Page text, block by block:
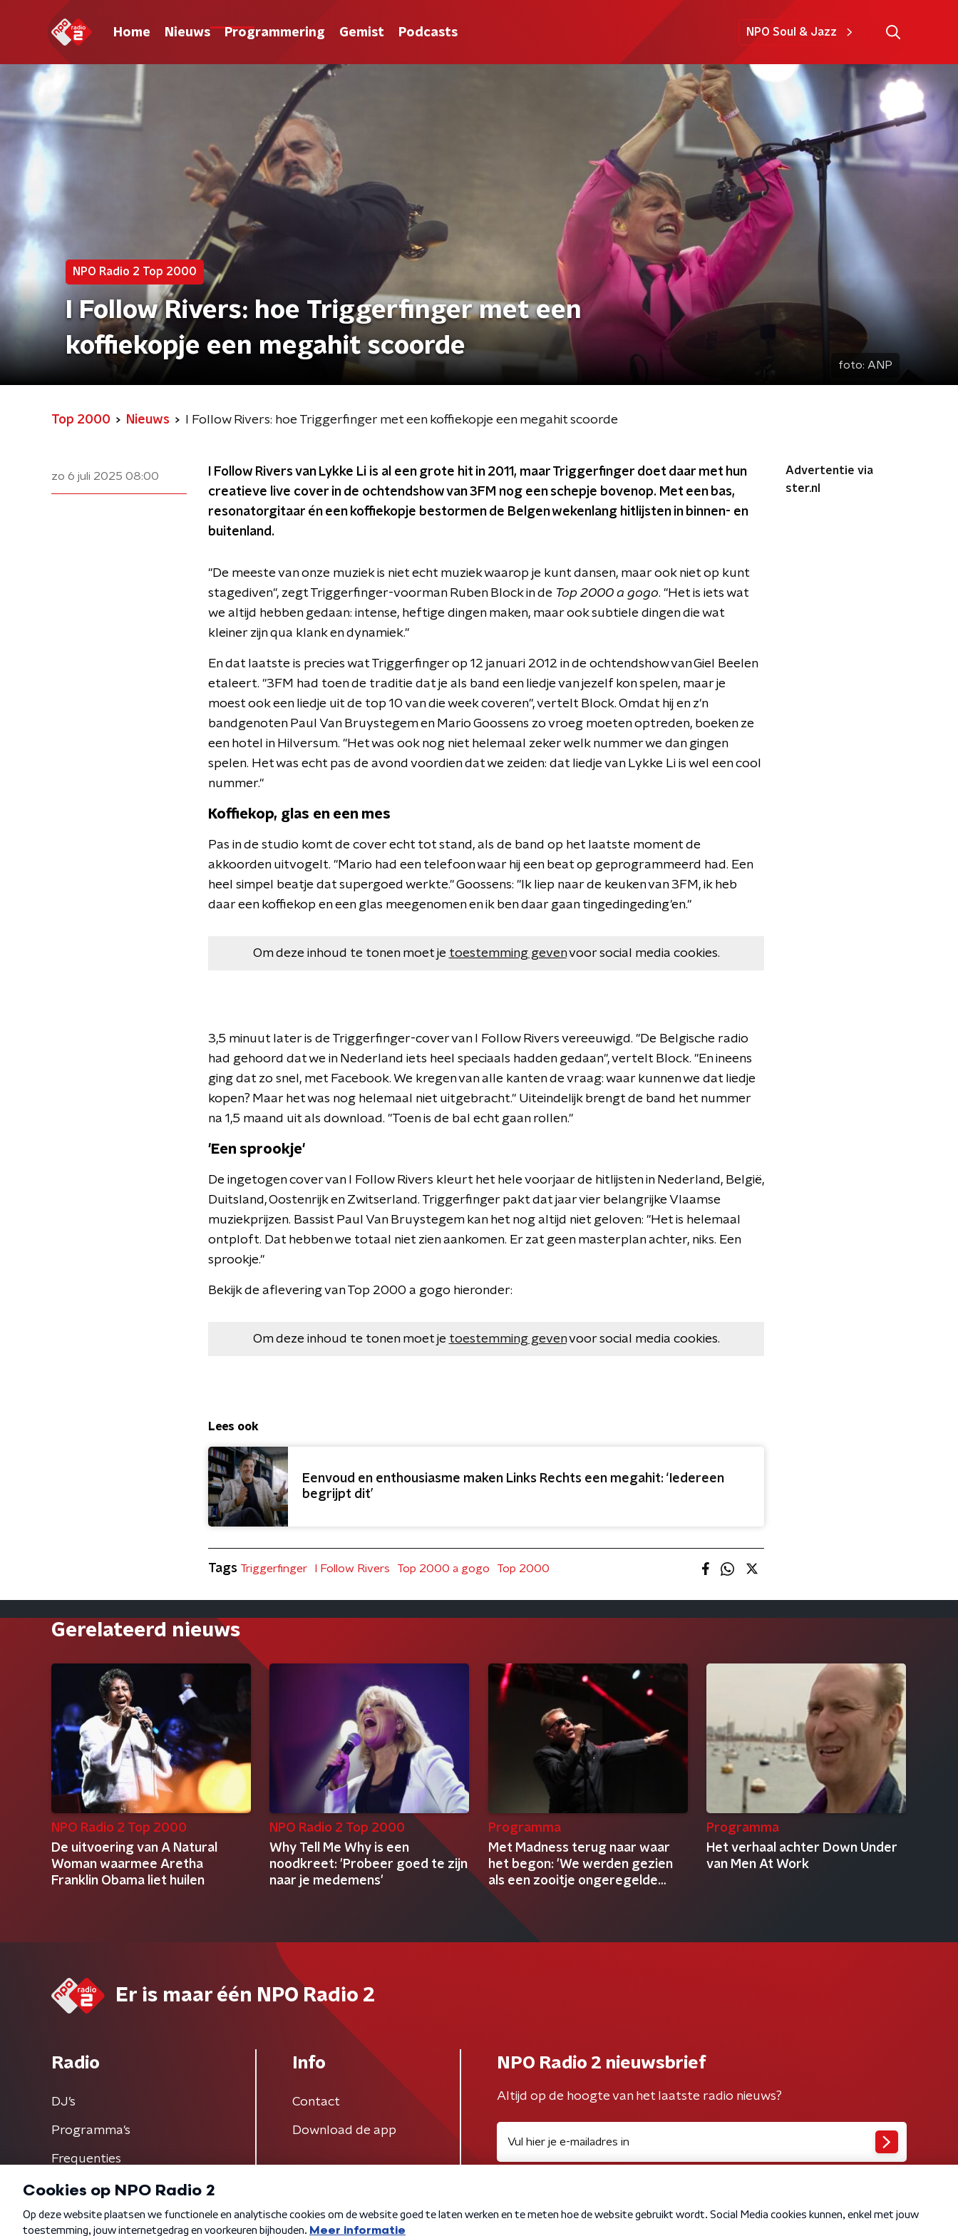
Home Nieuws Programmering Gemist Podcasts NPO Soul & Jazz
NPO Radio 2 Top 2000
I Follow Rivers: hoe Triggerfinger met een
koffiekopje een megahit scoorde
foto: ANP
Top 2000 Nieuws I Follow Rivers: hoe Triggerfinger met een koffiekopje een megahit scoorde
zo 6 juli 2025 08:00
I Follow Rivers van Lykke Li is al een grote hit in 2011, maar Triggerfinger doet daar met hun
creatieve live cover in de ochtendshow van 3FM nog een schepje bovenop. Met een bas,
resonatorgitaar én een koffiekopje bestormen de Belgen wekenlang hitlijsten in binnen- en
buitenland.
"De meeste van onze muziek is niet echt muziek waarop je kunt dansen, maar ook niet op kunt
stagediven", zegt Triggerfinger-voorman Ruben Block in de Top 2000 a gogo. "Het is iets wat
we altijd hebben gedaan: intense, heftige dingen maken, maar ook subtiele dingen die wat
kleiner zijn qua klank en dynamiek."
En dat laatste is precies wat Triggerfinger op 12 januari 2012 in de ochtendshow van Giel Beelen
etaleert. "3FM had toen de traditie dat je als band een liedje van jezelf kon spelen, maar je
moest ook een liedje uit de top 10 van die week coveren", vertelt Block. Omdat hij en z'n
bandgenoten Paul Van Bruystegem en Mario Goossens zo vroeg moeten optreden, boeken ze
een hotel in Hilversum. "Het was ook nog niet helemaal zeker welk nummer we dan gingen
spelen. Het was echt pas de avond voordien dat we zeiden: dat liedje van Lykke Li is wel een cool
nummer."
Koffiekop, glas en een mes
Pas in de studio komt de cover echt tot stand, als de band op het laatste moment de
akkoorden uitvogelt. "Mario had een telefoon waar hij een beat op geprogrammeerd had. Een
heel simpel beatje dat supergoed werkte." Goossens: "Ik liep naar de keuken van 3FM, ik heb
daar een koffiekop en een glas meegenomen en ik ben daar gaan tingedingeding'en."
Om deze inhoud te tonen moet je toestemming gevenvoor social media cookies.
3,5 minuut later is de Triggerfinger-cover van I Follow Rivers vereeuwigd. "De Belgische radio
had gehoord dat we in Nederland iets heel speciaals hadden gedaan", vertelt Block. "En ineens
ging dat zo snel, met Facebook. We kregen van alle kanten de vraag: waar kunnen we dat liedje
kopen? Maar het was nog helemaal niet uitgebracht." Uiteindelijk brengt de band het nummer
na 1,5 maand uit als download. "Toen is de bal echt gaan rollen."
'Een sprookje'
De ingetogen cover van I Follow Rivers kleurt het hele voorjaar de hitlijsten in Nederland, België,
Duitsland, Oostenrijk en Zwitserland. Triggerfinger pakt dat jaar vier belangrijke Vlaamse
muziekprijzen. Bassist Paul Van Bruystegem kan het nog altijd niet geloven: "Het is helemaal
ontploft. Dat hebben we totaal niet zien aankomen. Er zat geen masterplan achter, niks. Een
sprookje."
Bekijk de aflevering van Top 2000 a gogo hieronder:
Om deze inhoud te tonen moet je toestemming gevenvoor social media cookies.
Lees ook
Eenvoud en enthousiasme maken Links Rechts een megahit: ‘Iedereen
begrijpt dit’
Advertentie via
ster.nl
Tags Triggerfinger I Follow Rivers Top 2000 a gogo Top 2000
Gerelateerd nieuws
NPO Radio 2 Top 2000
De uitvoering van A Natural
Woman waarmee Aretha
Franklin Obama liet huilen
NPO Radio 2 Top 2000
Why Tell Me Why is een
noodkreet: 'Probeer goed te zijn
naar je medemens'
Programma
Met Madness terug naar waar
het begon: 'We werden gezien
als een zooitje ongeregelde
clowns'
Programma
Het verhaal achter Down Under
van Men At Work
Er is maar één NPO Radio 2
Radio
DJ’s
Programma's
Frequenties
Info
Contact
Download de app
NPO Radio 2 nieuwsbrief
Altijd op de hoogte van het laatste radio nieuws?